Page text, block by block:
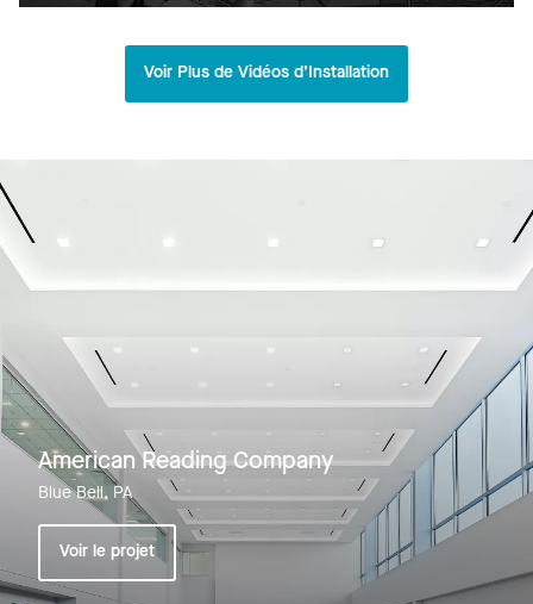
Voir Plus de Vidéos d’Installation
American Reading Company
Blue Bell, PA
Voir le projet